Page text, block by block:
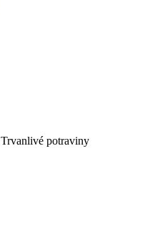
Trvanlivé potraviny